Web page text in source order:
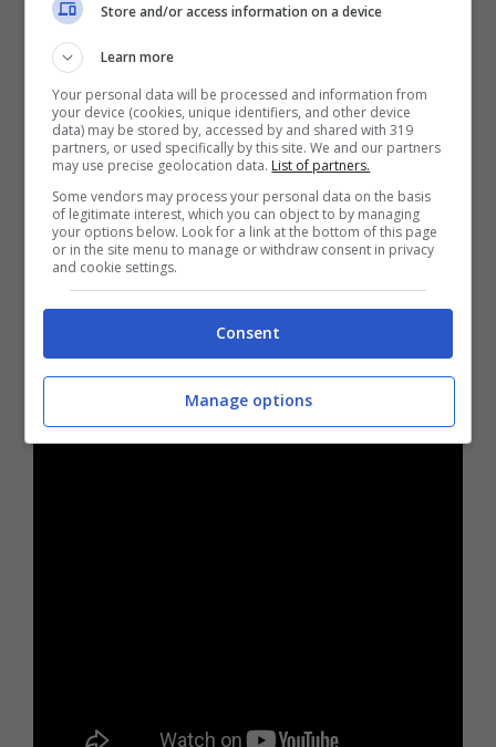
sono diversi. Honda guida con 31.677 unità,
Yamaha 22.485, BMW 14.591, Kawasaki 11.101
e Triumph 8.583, ma la Francia è un forte
segnale di come il mercato cambi alla velocità
della luce, e non è solo una questione di
prezzi.
Store and/or access information on a device
Learn more
Your personal data will be processed and information from
your device (cookies, unique identifiers, and other device
data) may be stored by, accessed by and shared with 319
partners, or used specifically by this site. We and our partners
may use precise geolocation data. List of partners.
Some vendors may process your personal data on the basis
of legitimate interest, which you can object to by managing
your options below. Look for a link at the bottom of this page
or in the site menu to manage or withdraw consent in privacy
and cookie settings.
Consent
Manage options